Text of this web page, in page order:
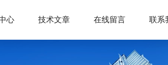
心 技术文章 在线留言 联系